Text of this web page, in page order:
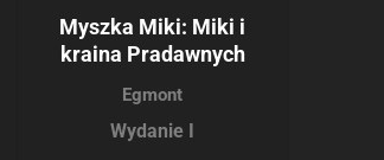
Myszka Miki: Miki i
kraina Pradawnych
Egmont
Wydanie I